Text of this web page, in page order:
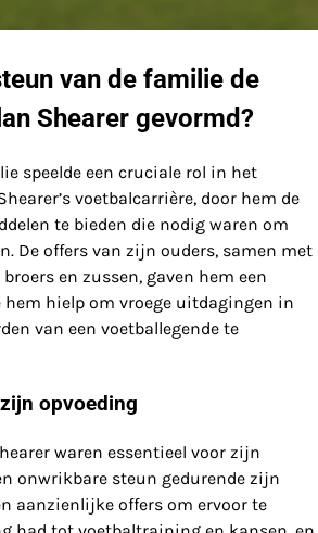
van de familie de
Shearer gevormd?
speelde een cruciale rol in het
voetbalcarrière, door hem de
te bieden die nodig waren om
De offers van zijn ouders, samen met
en zussen, gaven hem een
hielp om vroege uitdagingen in
van een voetballegende te
opvoeding
waren essentieel voor zijn
onwrikbare steun gedurende zijn
aanzienlijke offers om ervoor te